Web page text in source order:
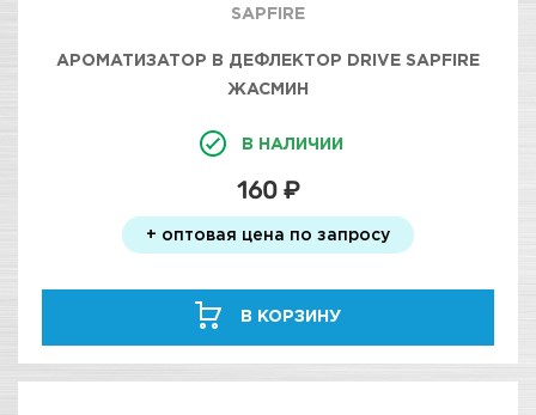
SAPFIRE
АРОМАТИЗАТОР В ДЕФЛЕКТОР DRIVE SAPFIRE
ЖАСМИН
В НАЛИЧИИ
160 ₽
+ оптовая цена по запросу
В КОРЗИНУ